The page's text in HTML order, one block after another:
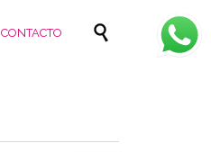
Skip
CONTACTO 